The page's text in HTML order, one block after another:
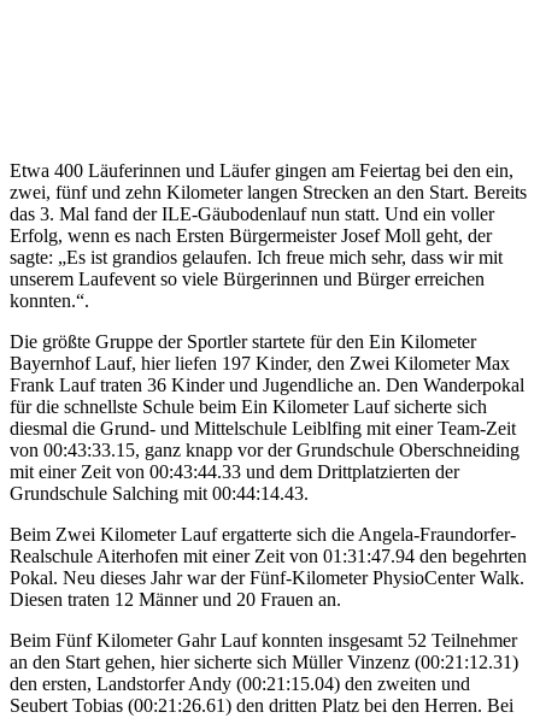
Etwa 400 Läuferinnen und Läufer gingen am Feiertag bei den ein,
zwei, fünf und zehn Kilometer langen Strecken an den Start. Bereits
das 3. Mal fand der ILE-Gäubodenlauf nun statt. Und ein voller
Erfolg, wenn es nach Ersten Bürgermeister Josef Moll geht, der
sagte: „Es ist grandios gelaufen. Ich freue mich sehr, dass wir mit
unserem Laufevent so viele Bürgerinnen und Bürger erreichen
konnten.“.
Die größte Gruppe der Sportler startete für den Ein Kilometer
Bayernhof Lauf, hier liefen 197 Kinder, den Zwei Kilometer Max
Frank Lauf traten 36 Kinder und Jugendliche an. Den Wanderpokal
für die schnellste Schule beim Ein Kilometer Lauf sicherte sich
diesmal die Grund- und Mittelschule Leiblfing mit einer Team-Zeit
von 00:43:33.15, ganz knapp vor der Grundschule Oberschneiding
mit einer Zeit von 00:43:44.33 und dem Drittplatzierten der
Grundschule Salching mit 00:44:14.43.
Beim Zwei Kilometer Lauf ergatterte sich die Angela-Fraundorfer-
Realschule Aiterhofen mit einer Zeit von 01:31:47.94 den begehrten
Pokal. Neu dieses Jahr war der Fünf-Kilometer PhysioCenter Walk.
Diesen traten 12 Männer und 20 Frauen an.
Beim Fünf Kilometer Gahr Lauf konnten insgesamt 52 Teilnehmer
an den Start gehen, hier sicherte sich Müller Vinzenz (00:21:12.31)
den ersten, Landstorfer Andy (00:21:15.04) den zweiten und
Seubert Tobias (00:21:26.61) den dritten Platz bei den Herren. Bei